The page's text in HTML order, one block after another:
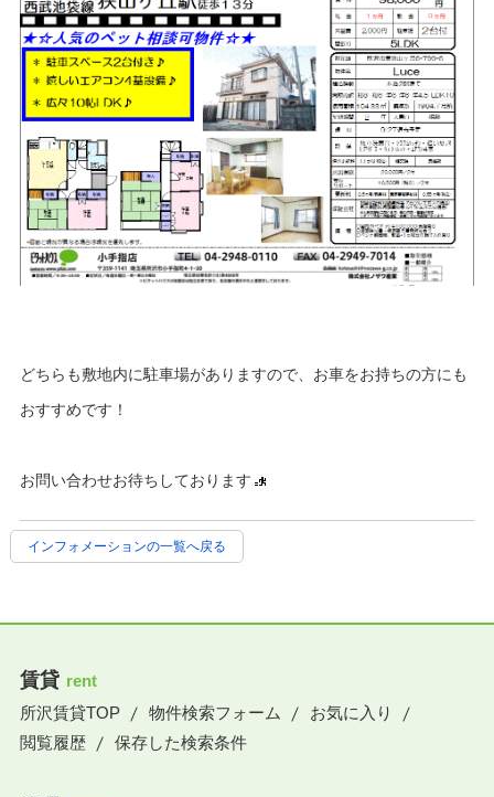
どちらも敷地内に駐車場がありますので、お車をお持ちの方にも
おすすめです！
お問い合わせお待ちしております
インフォメーションの一覧へ戻る
賃貸 rent
所沢賃貸TOP
物件検索フォーム
お気に入り
閲覧履歴
保存した検索条件